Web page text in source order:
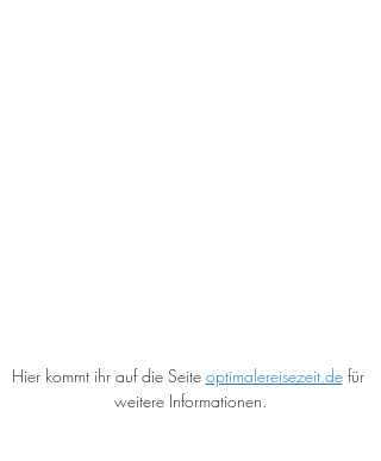
Hier kommt ihr auf die Seite optimalereisezeit.de für
weitere Informationen.